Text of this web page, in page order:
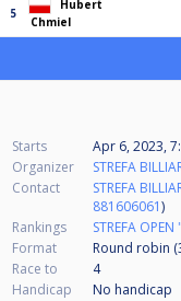
5
Hubert
Chmiel
Starts Apr 6, 2023,
Organizer
STREFA
Contact
STREFA
881606061)
Rankings
STREFA
Format
Round robin
Race to
4
Handicap
No handicap